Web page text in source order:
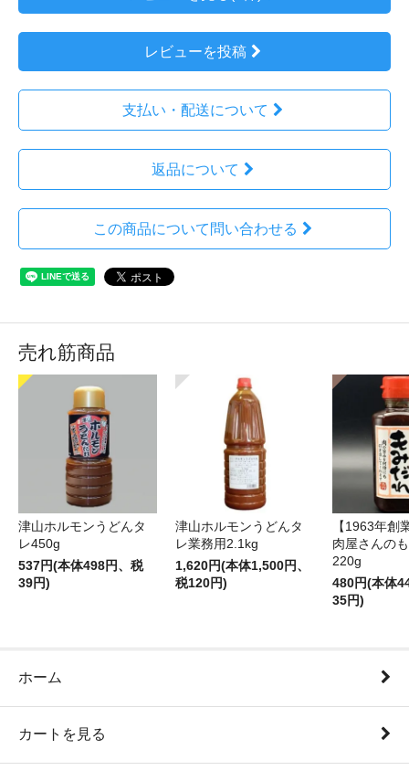
レビューを投稿
支払い・配送について
返品について
この商品について問い合わせる
売れ筋商品
津山ホルモンうどんタ
レ450g
537円(本体498円、税
39円)
津山ホルモンうどんタ
レ業務用2.1kg
1,620円(本体1,500円、
税120円)
【1963年創
肉屋さんの
220g
480円(本体
35円)
ホーム
カートを見る